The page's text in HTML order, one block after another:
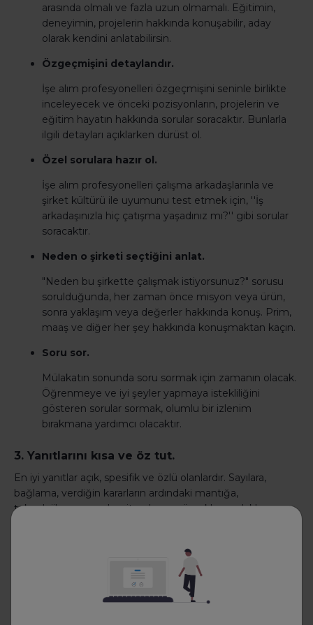
arasında olmalı ve fazla uzun olmamalı. Eğitimin,
deneyimin, projelerin hakkında konuşabilir, aday
olarak kendini anlatabilirsin.
Özgeçmişini detaylandır.
İşe alım profesyonelleri özgeçmişini seninle birlikte
inceleyecek ve önceki pozisyonların, projelerin ve
eğitim hayatın hakkında sorular soracaktır. Bunlarla
ilgili detayları açıklarken dürüst ol.
Özel sorulara hazır ol.
İşe alım profesyonelleri çalışma arkadaşlarınla ve
şirket kültürü ile uyumunu test etmek için, ''İş
arkadaşınızla hiç çatışma yaşadınız mı?'' gibi sorular
soracaktır.
Neden o şirketi seçtiğini anlat.
"Neden bu şirkette çalışmak istiyorsunuz?" sorusu
sorulduğunda, her zaman önce misyon veya ürün,
sonra yaklaşım veya değerler hakkında konuş. Prim,
maaş ve diğer her şey hakkında konuşmaktan kaçın.
Soru sor.
Mülakatın sonunda soru sormak için zamanın olacak.
Öğrenmeye ve iyi şeyler yapmaya istekliliğini
gösteren sorular sormak, olumlu bir izlenim
bırakmana yardımcı olacaktır.
3. Yanıtlarını kısa ve öz tut.
En iyi yanıtlar açık, spesifik ve özlü olanlardır. Sayılara,
bağlama, verdiğin kararların ardındaki mantığa,
teknolojilere veya algoritmalara ve örneklere odaklan,
Çok konuşmak ve çok fazla ayrıntıya girmek yerine, kısa ve
daha spesifik yanıtlar vermeye odaklan. İşe alım
profesyoneli ilgileniyorsa ve daha fazla bilgi edinmek
istiyorlarsa, senden zaten daha fazla ayrıntı isteyeceklerdir.